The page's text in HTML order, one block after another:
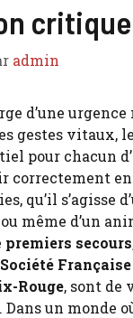
critique
admin
d’une
gestes vitaux,
pour chacun
correctement
qu’il s’agisse
même d’un
premiers secours
Société
Rouge, sont de
Dans un monde